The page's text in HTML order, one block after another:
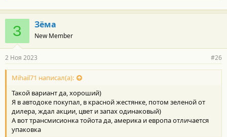
З Зёма
New Member
2 Ноя 2023 #26
Mihail71 написал(а):
Такой вариант да, хороший)
Я в автодоке покупал, в красной жестянке, потом зеленой от
дилера, ждал акции, цвет и запах одинаковый)
А вот трансмисионка тойота да, америка и европа отличается
упаковка